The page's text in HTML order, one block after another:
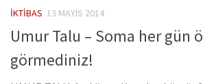
İKTIBAS 13 MAYIS 2014
Umur Talu – Soma her gün
görmediniz!